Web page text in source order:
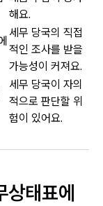
해요.
세무 당국의 직접
적인 조사를 받을
가능성이 커져요.
세무 당국이 자의
적으로 판단할 위
험이 있어요.
상태표에